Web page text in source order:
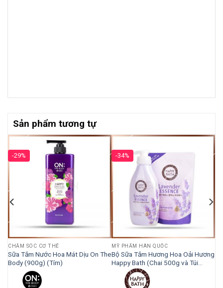
Sản phẩm tương tự
-29%
CHĂM SÓC CƠ THỂ
Sữa Tắm Nước Hoa Mát Dịu On The
Body (900g) (Tím)
-34%
MỸ PHẨM HÀN QUỐC
Bộ Sữa Tắm Hương Hoa Oải Hương
Happy Bath (Chai 500g và Túi
250g)